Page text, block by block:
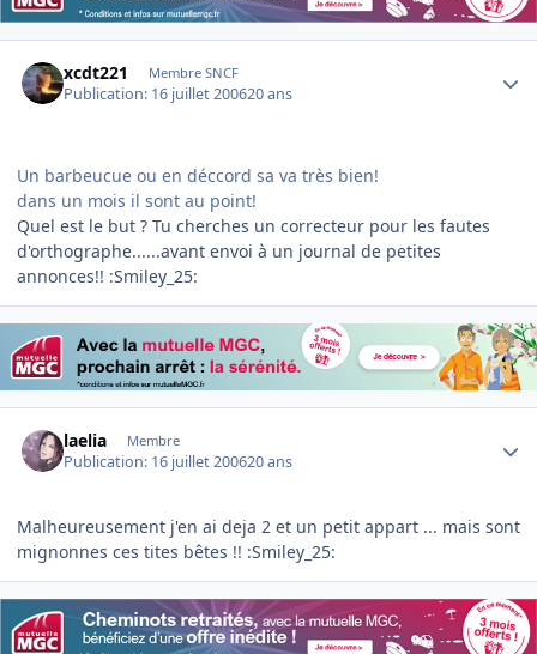
xcdt221 Membre SNCF
Publication: 16 juillet 200620 ans
Un barbeucue ou en déccord sa va très bien!
dans un mois il sont au point!
Quel est le but ? Tu cherches un correcteur pour les fautes
d'orthographe......avant envoi à un journal de petites
annonces!! :Smiley_25:
laelia Membre
Publication: 16 juillet 200620 ans
Malheureusement j'en ai deja 2 et un petit appart ... mais sont
mignonnes ces tites bêtes !! :Smiley_25: